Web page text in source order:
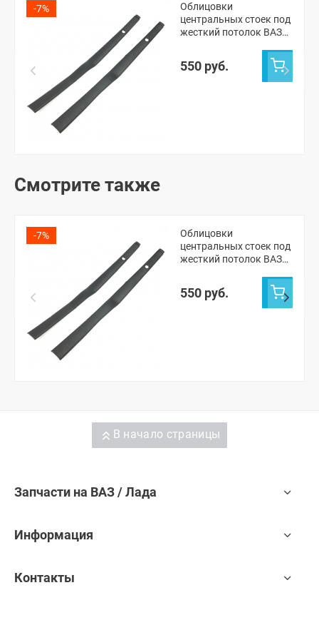
-7%
Облицовки
центральных стоек под
жесткий потолок ВАЗ
550 руб.
Смотрите также
-7%
Облицовки
центральных стоек под
жесткий потолок ВАЗ
550 руб.
В начало страницы
Запчасти на ВАЗ / Лада
Информация
Контакты